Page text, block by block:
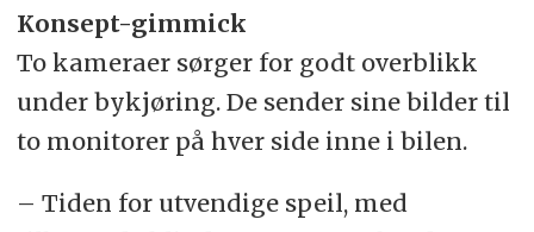
Konsept-gimmick
To kameraer sørger for godt overblikk
under bykjøring. De sender sine bilder til
to monitorer på hver side inne i bilen.
– Tiden for utvendige speil, med